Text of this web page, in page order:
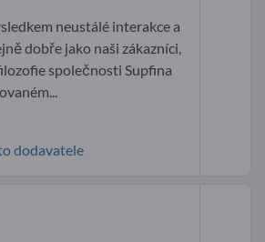
neustálé interakce a
dobře jako naši zákazníci,
společnosti Supfina
dodavatele